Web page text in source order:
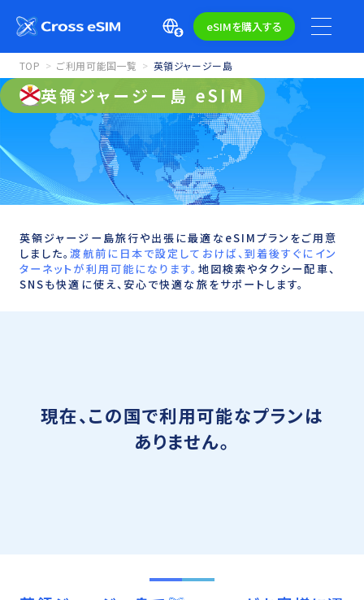
eSIMを購入する
TOP ご利用可能国一覧 英領ジャージー島
英領ジャージー島 eSIM
英領ジャージー島旅行や出張に最適なeSIMプランをご用意
しました。渡航前に日本で設定しておけば、到着後すぐにイン
ターネットが利用可能になります。 地図検索やタクシー配車、
SNSも快適に使え、安心で快適な旅をサポートします。
現在、この国で利用可能なプランは
ありません。